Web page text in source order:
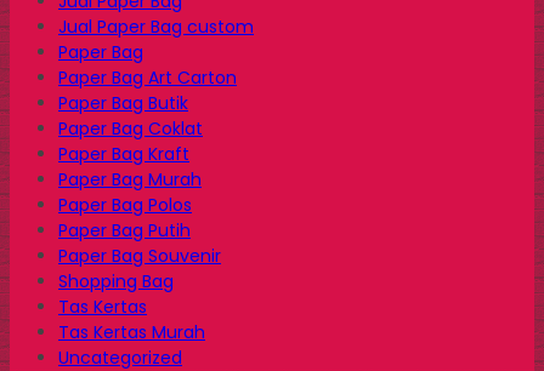
Jual Paper Bag custom
Paper Bag
Paper Bag Art Carton
Paper Bag Butik
Paper Bag Coklat
Paper Bag Kraft
Paper Bag Murah
Paper Bag Polos
Paper Bag Putih
Paper Bag Souvenir
Shopping Bag
Tas Kertas
Tas Kertas Murah
Uncategorized